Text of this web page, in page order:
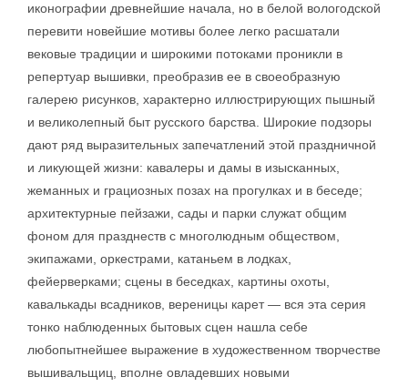
иконографии древнейшие начала, но в белой вологодской
перевити новейшие мотивы более легко расшатали
вековые традиции и широкими потоками проникли в
репертуар вышивки, преобразив ее в своеобразную
галерею рисунков, характерно иллюстрирующих пышный
и великолепный быт русского барства. Широкие подзоры
дают ряд выразительных запечатлений этой праздничной
и ликующей жизни: кавалеры и дамы в изысканных,
жеманных и грациозных позах на прогулках и в беседе;
архитектурные пейзажи, сады и парки служат общим
фоном для празднеств с многолюдным обществом,
экипажами, оркестрами, катаньем в лодках,
фейерверками; сцены в беседках, картины охоты,
кавалькады всадников, вереницы карет — вся эта серия
тонко наблюденных бытовых сцен нашла себе
любопытнейшее выражение в художественном творчестве
вышивальщиц, вполне овладевших новыми